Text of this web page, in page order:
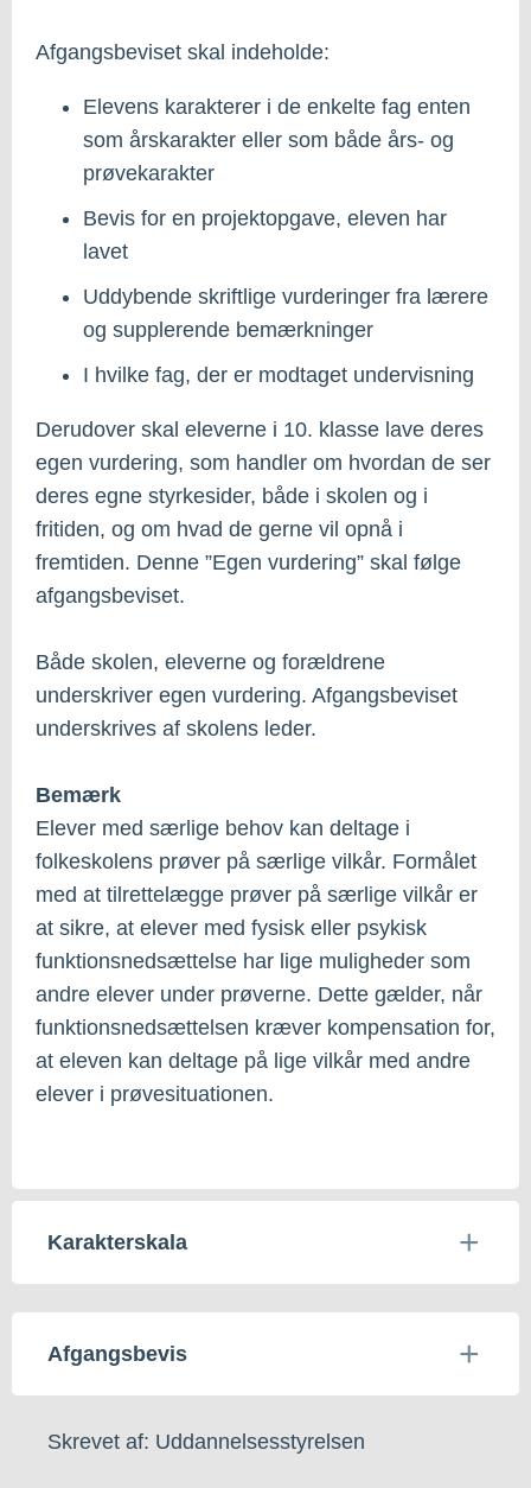
Afgangsbeviset skal indeholde:
Elevens karakterer i de enkelte fag enten
som årskarakter eller som både års- og
prøvekarakter
Bevis for en projektopgave, eleven har
lavet
Uddybende skriftlige vurderinger fra lærere
og supplerende bemærkninger
I hvilke fag, der er modtaget undervisning
Derudover skal eleverne i 10. klasse lave deres
egen vurdering, som handler om hvordan de ser
deres egne styrkesider, både i skolen og i
fritiden, og om hvad de gerne vil opnå i
fremtiden. Denne ”Egen vurdering” skal følge
afgangsbeviset.
Både skolen, eleverne og forældrene
underskriver egen vurdering. Afgangsbeviset
underskrives af skolens leder.
Bemærk
Elever med særlige behov kan deltage i
folkeskolens prøver på særlige vilkår. Formålet
med at tilrettelægge prøver på særlige vilkår er
at sikre, at elever med fysisk eller psykisk
funktionsnedsættelse har lige muligheder som
andre elever under prøverne. Dette gælder, når
funktionsnedsættelsen kræver kompensation for,
at eleven kan deltage på lige vilkår med andre
elever i prøvesituationen.
Karakterskala
Afgangsbevis
Skrevet af: Uddannelsesstyrelsen